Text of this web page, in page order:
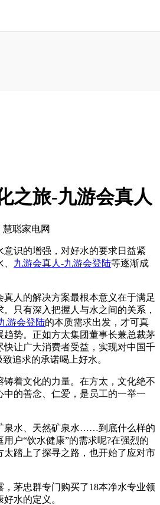
之旅-九游会真人
慧聪家电网
识的增强，对好水的要求日益紧
九游会真人-九游会登陆等逐渐成
人的解决方案最根本意义在于满足
只有深入把握人与水之间的关系，
游会登陆的本质需求出发，才可真
趋势。正如方太集团董事长兼总裁茅
快让广大消费者受益，实现对中国千
追求的承诺喝上好水。
着文化的力量。在方太，文化绝不
中的善念、仁爱，是员工的一举一
水、天然矿泉水……到底什么样的
户“饮水健康”的需求呢?在强烈的
太踏上了探寻之路，也开始了应对市
茅忠群专门购买了18本净水专业领
水的定义。